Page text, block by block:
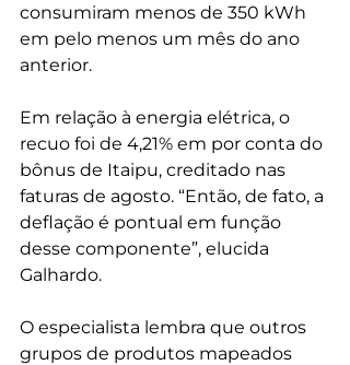
consumiram menos de 350 kWh
em pelo menos um mês do ano
anterior.
Em relação à energia elétrica, o
recuo foi de 4,21% em por conta do
bônus de Itaipu, creditado nas
faturas de agosto. “Então, de fato, a
deflação é pontual em função
desse componente”, elucida
Galhardo.
O especialista lembra que outros
grupos de produtos mapeados